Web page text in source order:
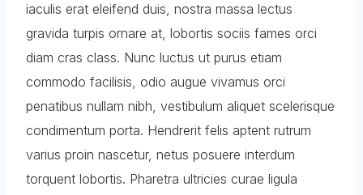
iaculis erat eleifend duis, nostra massa lectus
gravida turpis ornare at, lobortis sociis fames orci
diam cras class. Nunc luctus ut purus etiam
commodo facilisis, odio augue vivamus orci
penatibus nullam nibh, vestibulum aliquet scelerisque
condimentum porta. Hendrerit felis aptent rutrum
varius proin nascetur, netus posuere interdum
torquent lobortis. Pharetra ultricies curae ligula